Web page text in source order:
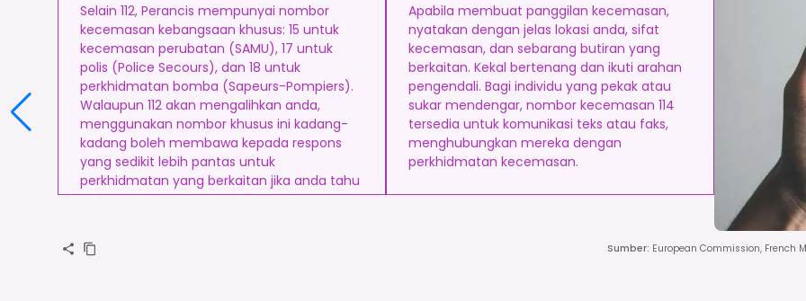
Selain 112, Perancis mempunyai nombor
kecemasan kebangsaan khusus: 15 untuk
kecemasan perubatan (SAMU), 17 untuk
polis (Police Secours), dan 18 untuk
perkhidmatan bomba (Sapeurs-Pompiers).
Walaupun 112 akan mengalihkan anda,
menggunakan nombor khusus ini kadang-
kadang boleh membawa kepada respons
yang sedikit lebih pantas untuk
perkhidmatan yang berkaitan jika anda tahu
yang mana satu yang anda perlukan.
Apabila membuat panggilan kecemasan,
nyatakan dengan jelas lokasi anda, sifat
kecemasan, dan sebarang butiran yang
berkaitan. Kekal bertenang dan ikuti arahan
pengendali. Bagi individu yang pekak atau
sukar mendengar, nombor kecemasan 114
tersedia untuk komunikasi teks atau faks,
menghubungkan mereka dengan
perkhidmatan kecemasan.
Sumber: European Commission, French